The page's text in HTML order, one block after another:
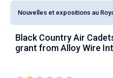
Nouvelles et expositions au
Black Country Air
grant from Alloy Wire